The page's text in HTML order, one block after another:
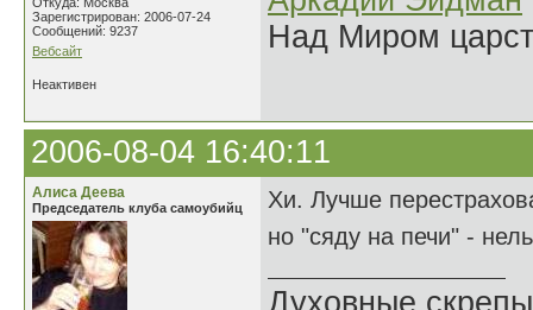
Зарегистрирован: 2006-07-24
Сообщений: 9237
Вебсайт
Над Миром
Неактивен
2006-08-04 16:40:11
Алиса Деева
Председатель клуба самоубийц
Хи. Лучше
но "сяду на печи" -
Духовные